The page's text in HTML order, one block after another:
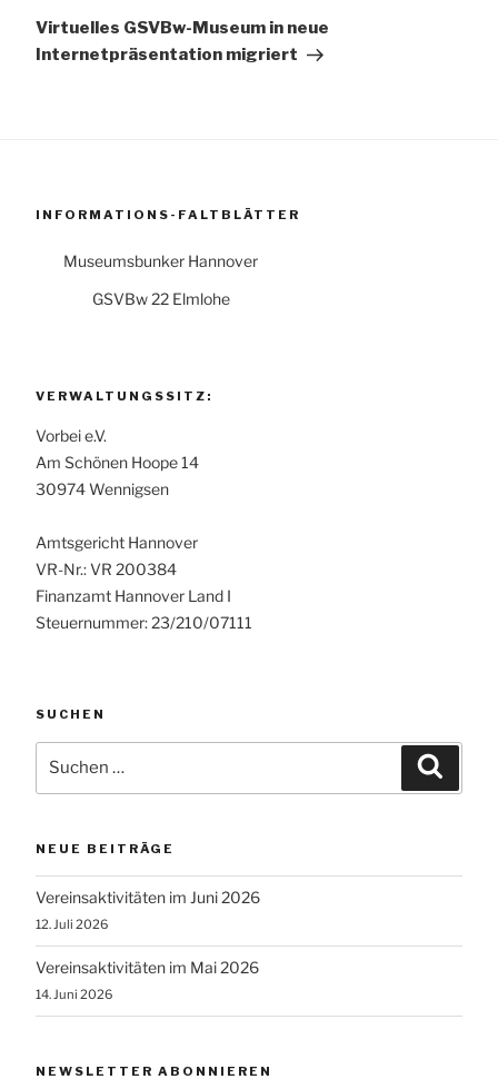
Virtuelles GSVBw-Museum in neue
Internetpräsentation migriert
INFORMATIONS-FALTBLÄTTER
Museumsbunker Hannover
GSVBw 22 Elmlohe
VERWALTUNGSSITZ:
Vorbei e.V.
Am Schönen Hoope 14
30974 Wennigsen
Amtsgericht Hannover
VR-Nr.: VR 200384
Finanzamt Hannover Land I
Steuernummer: 23/210/07111
SUCHEN
nach:
NEUE BEITRÄGE
Vereinsaktivitäten im Juni 2026
12. Juli 2026
Vereinsaktivitäten im Mai 2026
14. Juni 2026
NEWSLETTER ABONNIEREN